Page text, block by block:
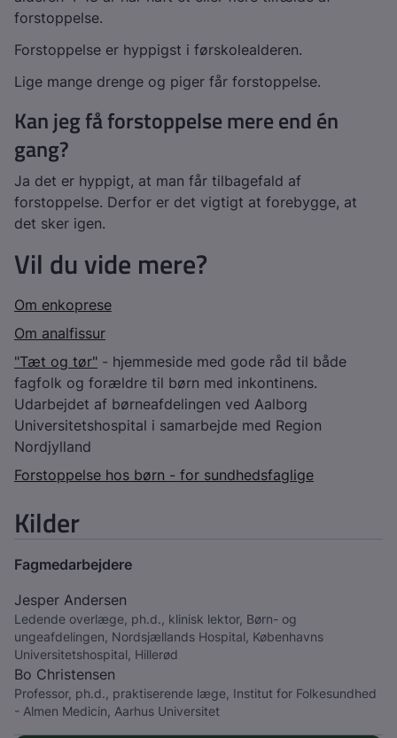
forstoppelse.
Forstoppelse er hyppigst i førskolealderen.
Lige mange drenge og piger får forstoppelse.
Kan jeg få forstoppelse mere end én
gang?
Ja det er hyppigt, at man får tilbagefald af
forstoppelse. Derfor er det vigtigt at forebygge, at
det sker igen.
Vil du vide mere?
Om enkoprese
Om analfissur
"Tæt og tør" - hjemmeside med gode råd til både
fagfolk og forældre til børn med inkontinens.
Udarbejdet af børneafdelingen ved Aalborg
Universitetshospital i samarbejde med Region
Nordjylland
Forstoppelse hos børn - for sundhedsfaglige
Kilder
Fagmedarbejdere
Jesper Andersen
Ledende overlæge, ph.d., klinisk lektor, Børn- og
ungeafdelingen, Nordsjællands Hospital, Københavns
Universitetshospital, Hillerød
Bo Christensen
Professor, ph.d., praktiserende læge, Institut for Folkesundhed
- Almen Medicin, Aarhus Universitet